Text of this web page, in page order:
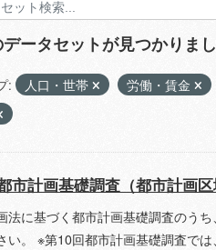
ータセットが見つかりま
: 人口・世帯 労働・賃金
市計画基礎調査（都市計画区
法に基づく都市計画基礎調査のう
い。 ※第10回都市計画基礎調査では